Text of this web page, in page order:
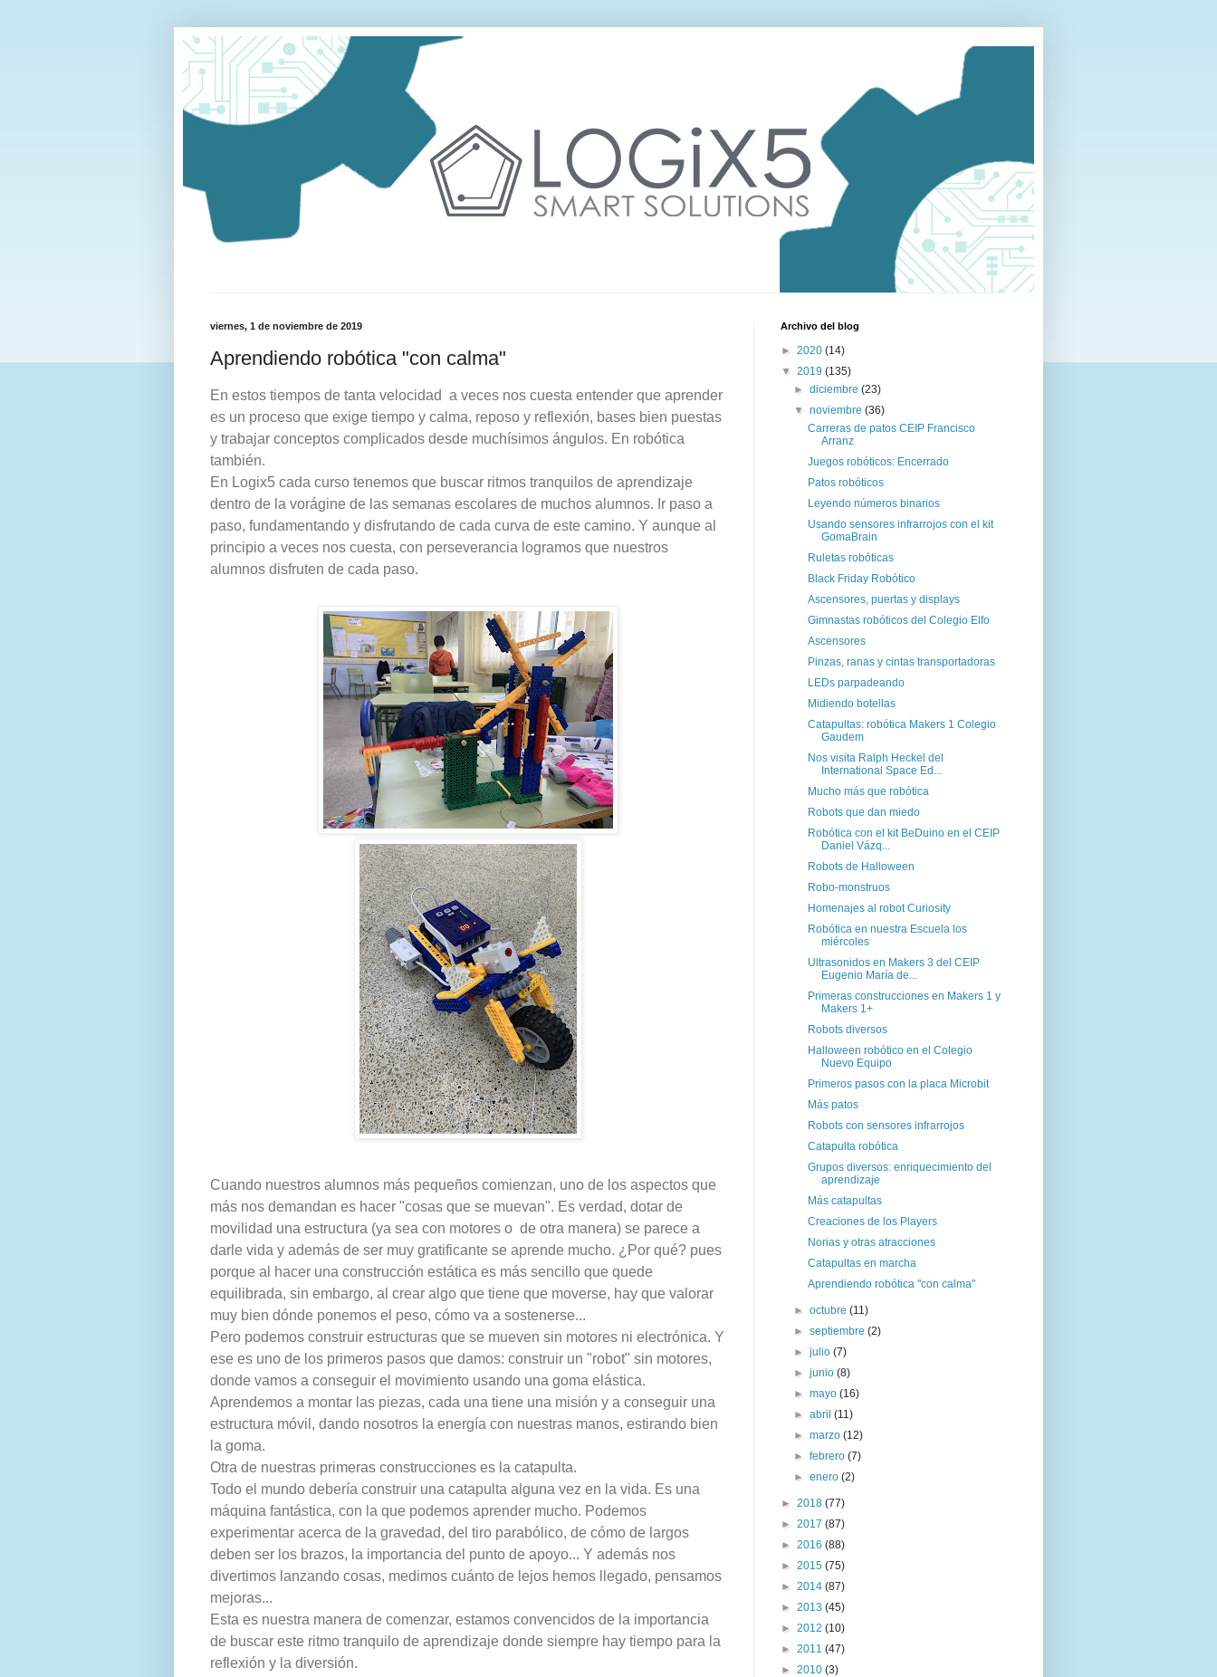
viernes, 1 de noviembre de 2019
Aprendiendo robótica "con calma"
En estos tiempos de tanta velocidad a veces nos cuesta entender que aprender
es un proceso que exige tiempo y calma, reposo y reflexión, bases bien puestas
y trabajar conceptos complicados desde muchísimos ángulos. En robótica
también.
En Logix5 cada curso tenemos que buscar ritmos tranquilos de aprendizaje
dentro de la vorágine de las semanas escolares de muchos alumnos. Ir paso a
paso, fundamentando y disfrutando de cada curva de este camino. Y aunque al
principio a veces nos cuesta, con perseverancia logramos que nuestros
alumnos disfruten de cada paso.
Cuando nuestros alumnos más pequeños comienzan, uno de los aspectos que
más nos demandan es hacer "cosas que se muevan". Es verdad, dotar de
movilidad una estructura (ya sea con motores o de otra manera) se parece a
darle vida y además de ser muy gratificante se aprende mucho. ¿Por qué? pues
porque al hacer una construcción estática es más sencillo que quede
equilibrada, sin embargo, al crear algo que tiene que moverse, hay que valorar
muy bien dónde ponemos el peso, cómo va a sostenerse...
Pero podemos construir estructuras que se mueven sin motores ni electrónica. Y
ese es uno de los primeros pasos que damos: construir un "robot" sin motores,
donde vamos a conseguir el movimiento usando una goma elástica.
Aprendemos a montar las piezas, cada una tiene una misión y a conseguir una
estructura móvil, dando nosotros la energía con nuestras manos, estirando bien
la goma.
Otra de nuestras primeras construcciones es la catapulta.
Todo el mundo debería construir una catapulta alguna vez en la vida. Es una
máquina fantástica, con la que podemos aprender mucho. Podemos
experimentar acerca de la gravedad, del tiro parabólico, de cómo de largos
deben ser los brazos, la importancia del punto de apoyo... Y además nos
divertimos lanzando cosas, medimos cuánto de lejos hemos llegado, pensamos
mejoras...
Esta es nuestra manera de comenzar, estamos convencidos de la importancia
de buscar este ritmo tranquilo de aprendizaje donde siempre hay tiempo para la
reflexión y la diversión.
Archivo del blog
► 2020 (14)
▼ 2019 (135)
►diciembre(23)
▼noviembre(36)
Carreras de patos CEIP Francisco
Arranz
Juegos robóticos: Encerrado
Patos robóticos
Leyendo números binarios
Usando sensores infrarrojos con el kit
GomaBrain
Ruletas robóticas
Black Friday Robótico
Ascensores, puertas y displays
Gimnastas robóticos del Colegio Elfo
Ascensores
Pinzas, ranas y cintas transportadoras
LEDs parpadeando
Midiendo botellas
Catapultas: robótica Makers 1 Colegio
Gaudem
Nos visita Ralph Heckel del
International Space Ed...
Mucho más que robótica
Robots que dan miedo
Robótica con el kit BeDuino en el CEIP
Daniel Vázq...
Robots de Halloween
Robo-monstruos
Homenajes al robot Curiosity
Robótica en nuestra Escuela los
miércoles
Ultrasonidos en Makers 3 del CEIP
Eugenio María de...
Primeras construcciones en Makers 1 y
Makers 1+
Robots diversos
Halloween robótico en el Colegio
Nuevo Equipo
Primeros pasos con la placa Microbit
Más patos
Robots con sensores infrarrojos
Catapulta robótica
Grupos diversos: enriquecimiento del
aprendizaje
Más catapultas
Creaciones de los Players
Norias y otras atracciones
Catapultas en marcha
Aprendiendo robótica "con calma"
►octubre(11)
►septiembre(2)
►julio(7)
►junio(8)
►mayo(16)
►abril(11)
►marzo(12)
►febrero(7)
►enero(2)
► 2018 (77)
► 2017 (87)
► 2016 (88)
► 2015 (75)
► 2014 (87)
► 2013 (45)
► 2012 (10)
► 2011 (47)
► 2010 (3)